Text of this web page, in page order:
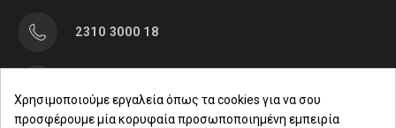
2310 3000 18
Χρησιμοποιούμε εργαλεία όπως τα cookies για να σου
προσφέρουμε μία κορυφαία προσωποποιημένη εμπειρία